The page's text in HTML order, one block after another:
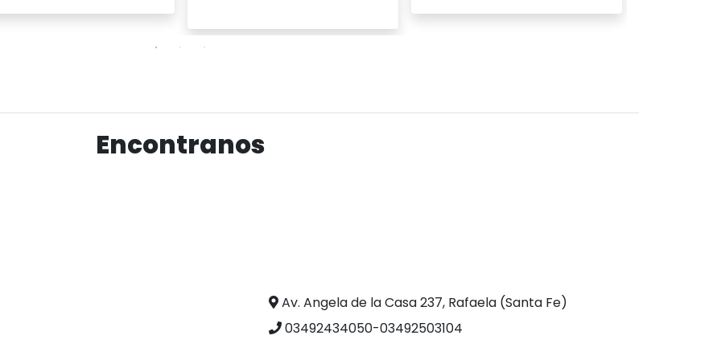
Ver producto
Encontranos
Av. Angela de la Casa 237, Rafaela (Santa Fe)
03492434050-03492503104